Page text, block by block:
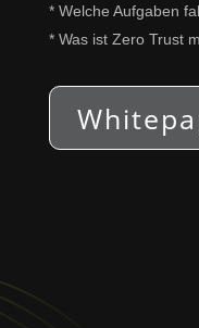
* Welche Aufgaben
* Was ist Zero Trust